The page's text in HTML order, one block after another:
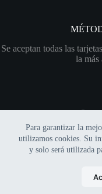
Para garantizar la
utilizamos cookies. Su
y solo será utilizada
Se aceptan todas las
la más
Copyright © 2026
programa